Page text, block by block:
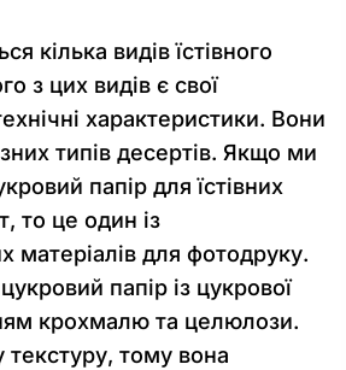
кілька видів їстівного
з цих видів є свої
характеристики. Вони
типів десертів. Якщо ми
папір для їстівних
то це один із
матеріалів для фотодруку.
папір із цукрової
крохмалю та целюлози.
тому вона